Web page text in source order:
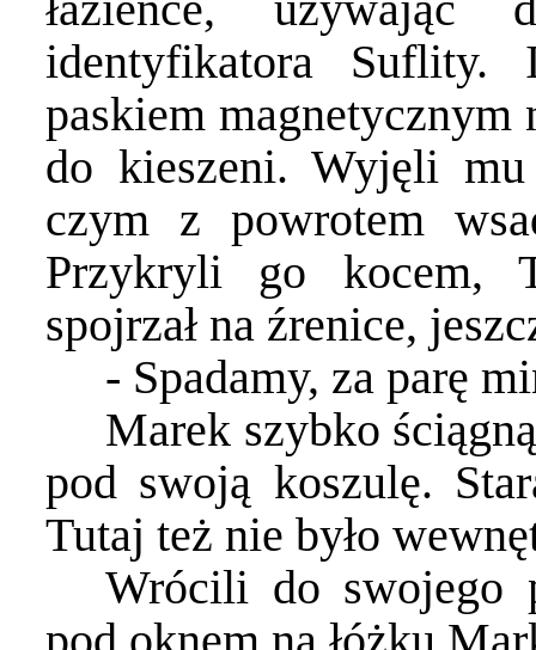
identyfikatora
paskiem magnetycznym
do kieszeni. Wyjęli
czym z powrotem
Przykryli go kocem,
spojrzał na źrenice,
- Spadamy, za parę
Marek szybko
pod swoją koszulę.
Tutaj też nie było
Wrócili do swojego